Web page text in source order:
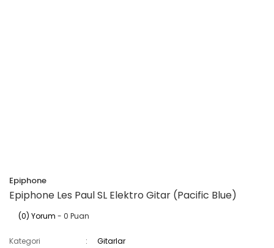
Epiphone
Epiphone Les Paul SL Elektro Gitar (Pacific Blue)
(0) Yorum - 0 Puan
Kategori
Gitarlar